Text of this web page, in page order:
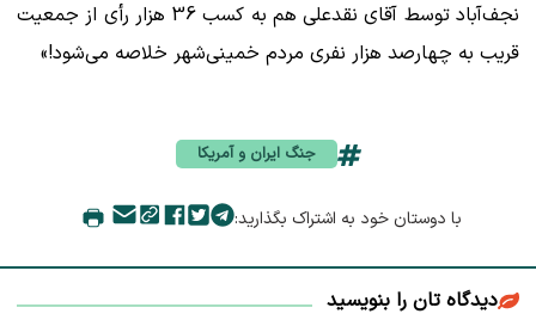
نجف‌آباد توسط آقای نقدعلی هم به کسب 36 هزار رأی از جمعیت
قریب به چهارصد هزار نفری مردم خمینی‌شهر خلاصه می‌شود!»
جنگ ایران و آمریکا
با دوستان خود به اشتراک بگذارید:
دیدگاه تان را بنویسید